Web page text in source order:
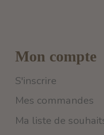
Mon compte
S'inscrire
Mes commandes
Ma liste de